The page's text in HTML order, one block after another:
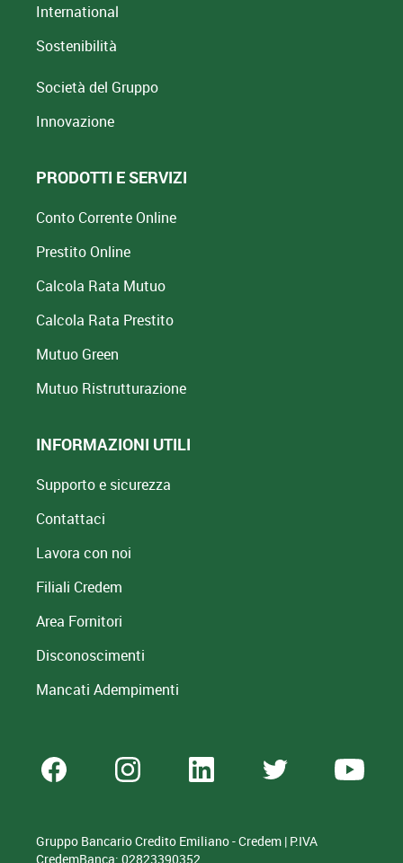
International
Sostenibilità
Società del Gruppo
Innovazione
PRODOTTI E SERVIZI
Conto Corrente Online
Prestito Online
Calcola Rata Mutuo
Calcola Rata Prestito
Mutuo Green
Mutuo Ristrutturazione
INFORMAZIONI UTILI
Supporto e sicurezza
Contattaci
Lavora con noi
Filiali Credem
Area Fornitori
Disconoscimenti
Mancati Adempimenti
Gruppo Bancario Credito Emiliano - Credem | P.IVA
CredemBanca: 02823390352